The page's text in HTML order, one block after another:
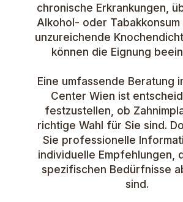
chronische Erkrankungen,
Alkohol- oder
unzureichende
können die Eignung
Eine umfassende Beratung
Center Wien ist
festzustellen, ob
richtige Wahl für Sie sind.
Sie professionelle
individuelle Empfehlungen,
spezifischen Bedürfnisse
sind.